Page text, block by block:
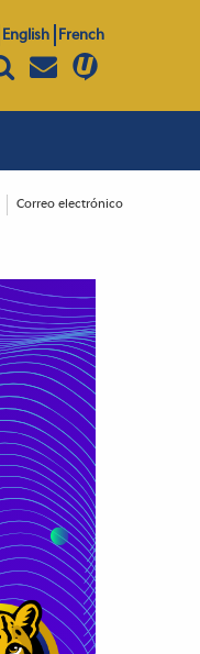
English French
Correo electrónico